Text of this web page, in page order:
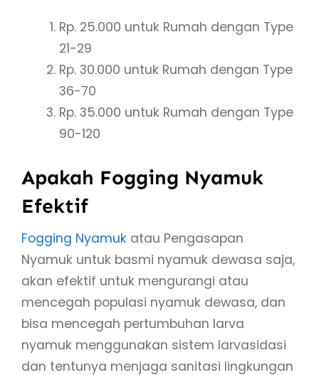
Rp. 25.000 untuk Rumah dengan Type
21-29
Rp. 30.000 untuk Rumah dengan Type
36-70
Rp. 35.000 untuk Rumah dengan Type
90-120
Apakah Fogging Nyamuk
Efektif
Fogging Nyamuk atau Pengasapan
Nyamuk untuk basmi nyamuk dewasa saja,
akan efektif untuk mengurangi atau
mencegah populasi nyamuk dewasa, dan
bisa mencegah pertumbuhan larva
nyamuk menggunakan sistem larvasidasi
dan tentunya menjaga sanitasi lingkungan